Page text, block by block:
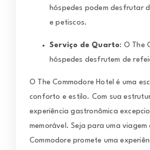
hóspedes podem desfrutar
e petiscos.
Serviço de Quarto: O The
hóspedes desfrutem de
O The Commodore Hotel é uma
conforto e estilo. Com sua
experiência gastronômica
memorável. Seja para uma
Commodore promete uma